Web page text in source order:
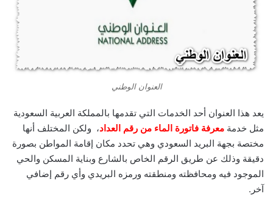
العنوان الوطني
يعد هذا العنوان أحد الخدمات التي تقدمها بالمملكة العربية السعودية
مثل خدمة معرفة فاتورة الماء من رقم العداد، ولكن المختلف أنها
مختصة بجهة البريد السعودي وهي تحدد مكان إقامة المواطن بصورة
دقيقة وذلك عن طريق الرقم الخاص بالشارع وبناية المسكن والحي
الموجود فيه ومحافظته ومنطقته ورمزه البريدي وأي رقم إضافي
آخر.